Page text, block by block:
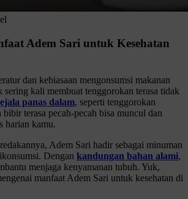
Adem Sari untuk Kesehatan
dan kebiasaan mengonsumsi makanan
sering kali membuat tenggorokan terasa tidak
panas dalam, seperti tenggorokan
terasa pecah-pecah bisa muncul dan
harian kamu.
Adem Sari hadir sebagai minuman
Dengan kandungan bahan alami,
menjaga kenyamanan tubuh. Yuk,
manfaat Adem Sari untuk kesehatan di